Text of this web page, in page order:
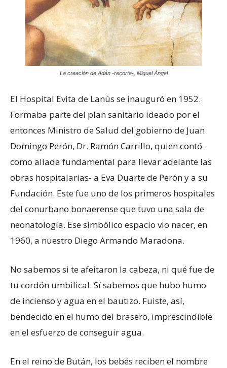
La creación de Adán -recorte-, Miguel Ángel
El Hospital Evita de Lanús se inauguró en 1952.
Formaba parte del plan sanitario ideado por el
entonces Ministro de Salud del gobierno de Juan
Domingo Perón, Dr. Ramón Carrillo, quien contó -
como aliada fundamental para llevar adelante las
obras hospitalarias- a Eva Duarte de Perón y a su
Fundación. Este fue uno de los primeros hospitales
del conurbano bonaerense que tuvo una sala de
neonatología. Ese simbólico espacio vio nacer, en
1960, a nuestro Diego Armando Maradona.
No sabemos si te afeitaron la cabeza, ni qué fue de
tu cordón umbilical. Sí sabemos que hubo humo
de incienso y agua en el bautizo. Fuiste, así,
bendecido en el humo del brasero, imprescindible
en el esfuerzo de conseguir agua.
En el reino de Bután, los bebés reciben el nombre